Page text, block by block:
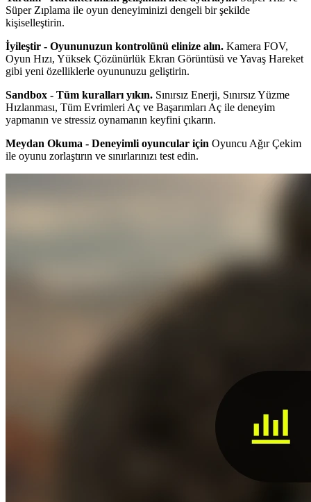
Süper Zıplama ile oyun deneyiminizi dengeli bir şekilde
kişiselleştirin.
İyileştir - Oyununuzun kontrolünü elinize alın. Kamera FOV,
Oyun Hızı, Yüksek Çözünürlük Ekran Görüntüsü ve Yavaş Hareket
gibi yeni özelliklerle oyununuzu geliştirin.
Sandbox - Tüm kuralları yıkın. Sınırsız Enerji, Sınırsız Yüzme
Hızlanması, Tüm Evrimleri Aç ve Başarımları Aç ile deneyim
yapmanın ve stressiz oynamanın keyfini çıkarın.
Meydan Okuma - Deneyimli oyuncular için Oyuncu Ağır Çekim
ile oyunu zorlaştırın ve sınırlarınızı test edin.